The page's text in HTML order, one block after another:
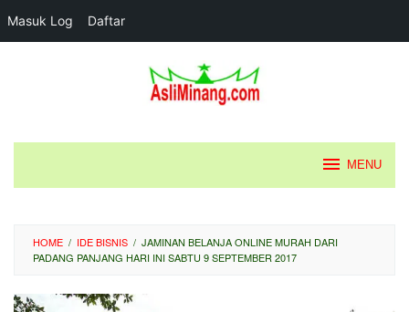
Masuk Log Daftar
MENU
HOME / IDE BISNIS / JAMINAN BELANJA ONLINE MURAH DARI
PADANG PANJANG HARI INI SABTU 9 SEPTEMBER 2017